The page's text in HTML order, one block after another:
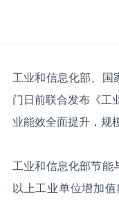
工业和信息化部、国
门日前联合发布《工
业能效全面提升，规
工业和信息化部节能
以上工业单位增加